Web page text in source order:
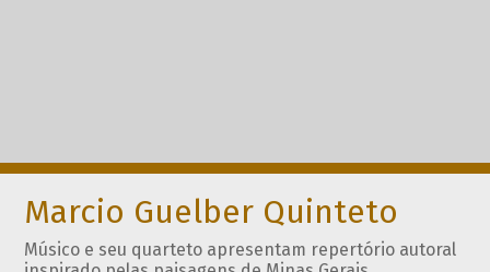
Marcio Guelber Quinteto
Músico e seu quarteto apresentam repertório autoral